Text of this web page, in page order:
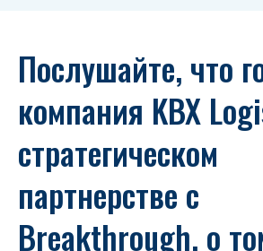
Послушайте, что
компания KBX
стратегическом
партнерстве с
Breakthrough, о